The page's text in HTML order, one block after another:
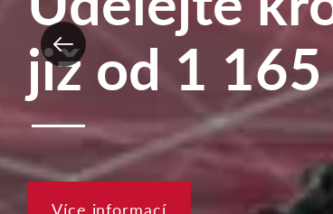
již od 1
Více informací